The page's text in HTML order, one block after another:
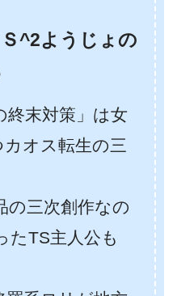
Ｓ^2ようじょの
終末対策」は女
オス転生の三
の三次創作なの
たTS主人公も